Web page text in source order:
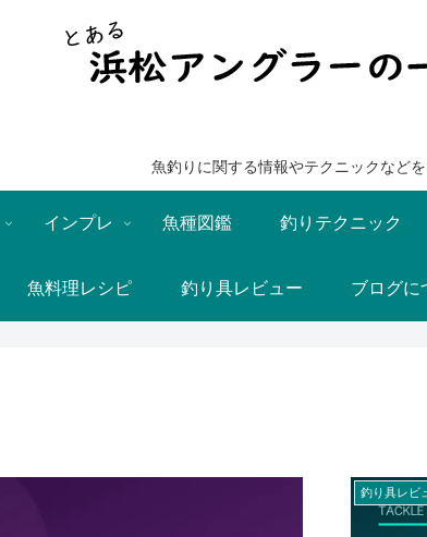
魚釣りに関する情報やテクニックなど
インプレ 魚種図鑑 釣りテクニック
魚料理レシピ 釣り具レビュー ブログに
釣り具レビ